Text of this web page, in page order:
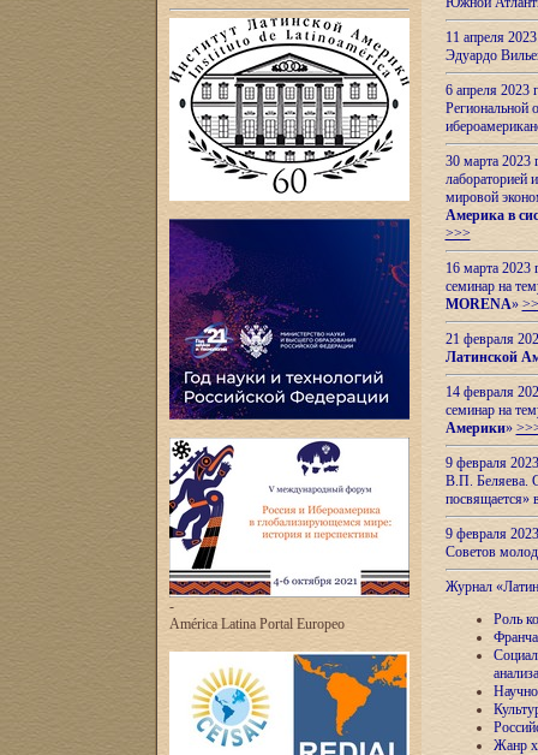
-
América Latina Portal Europeo
11 апреля
Эдуардо
6 апреля
Региональной
30 марта 2023
лабораторией
мировой
Америка в
>>>
16 марта 2023
семинар на
MORENA»
21 февраля
Латинской
14 февраля
семинар на
Америки»
9 февраля
В.П. Беляева.
посвящается»
9 февраля
Советов
Журнал
Роль
анализа
Жанр